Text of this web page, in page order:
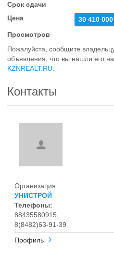
Срок сдачи
Цена
30 410
Просмотров
Пожалуйста, сообщите
объявления, что вы нашли его на
KZNREALT.RU
Контакты
Организация
УНИСТРОЙ
Телефоны:
88435580915
8(8482)63-91-39
Профиль